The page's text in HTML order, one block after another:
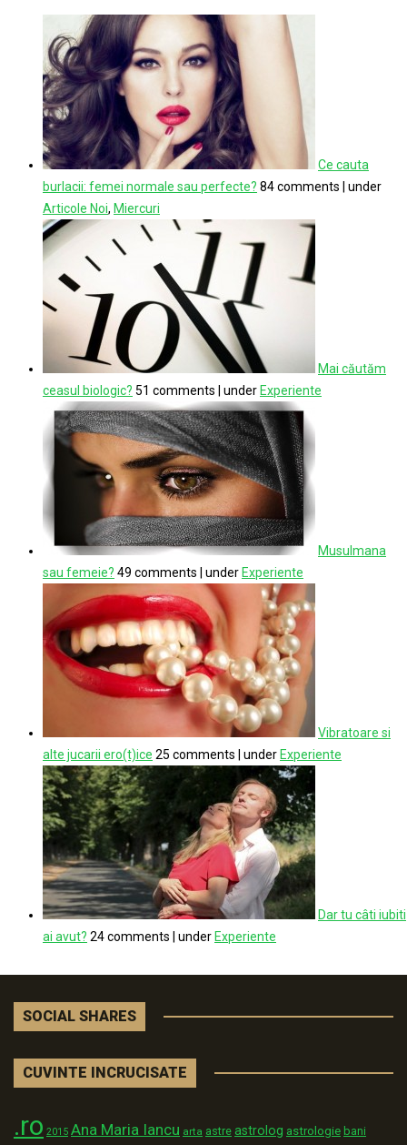
Ce cauta
burlacii: femei normale sau perfecte? 84 comments
under
Articole Noi, Miercuri
Mai căutăm
ceasul biologic? 51 comments under Experiente
Musulmana
sau femeie? 49 comments under Experiente
Vibratoare si
alte jucarii ero(t)ice 25 comments under Experiente
Dar tu câti iubiti
ai avut? 24 comments under Experiente
SOCIAL SHARES
CUVINTE INCRUCISATE
.ro 2015 Ana Maria Iancu arta astre astrolog astrologie bani